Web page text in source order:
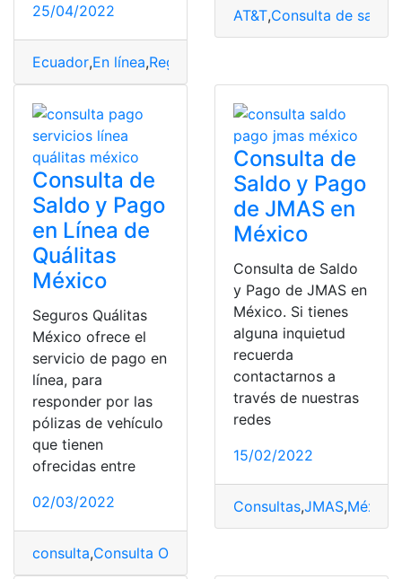
25/04/2022
Ecuador,En línea,Registro Civil
AT&T,Consulta de saldo
Consulta de
Saldo y Pago
en Línea de
Quálitas
México
Seguros Quálitas
México ofrece el
servicio de pago en
línea, para
responder por las
pólizas de vehículo
que tienen
ofrecidas entre
02/03/2022
consulta,Consulta Online
Consulta de
Saldo y Pago
de JMAS en
México
Consulta de Saldo
y Pago de JMAS en
México. Si tienes
alguna inquietud
recuerda
contactarnos a
través de nuestras
redes
15/02/2022
Consultas,JMAS,México